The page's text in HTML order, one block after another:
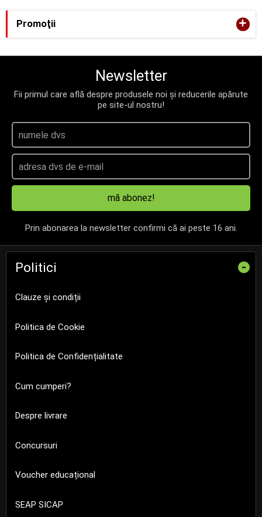
Promoţii +
Newsletter
Fii primul care află despre produsele noi și reducerile apărute
pe site-ul nostru!
mă abonez!
Prin abonarea la newsletter confirmi că ai peste 16 ani.
Politici -
Clauze și condiții
Politica de Cookie
Politica de Confidențialitate
Cum cumperi?
Despre livrare
Concursuri
Voucher educațional
SEAP SICAP